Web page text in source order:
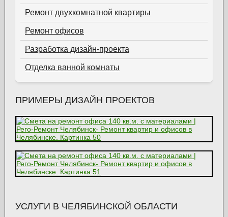
Ремонт двухкомнатной квартиры
Ремонт офисов
Разработка дизайн-проекта
Отделка ванной комнаты
ПРИМЕРЫ ДИЗАЙН ПРОЕКТОВ
УСЛУГИ В ЧЕЛЯБИНСКОЙ ОБЛАСТИ